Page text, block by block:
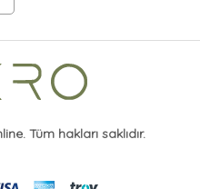
Tüm hakları saklıdır.